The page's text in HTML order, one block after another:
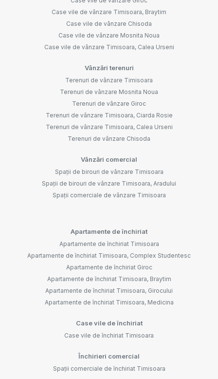
Case vile de vânzare Timisoara, Braytim
Case vile de vânzare Chisoda
Case vile de vânzare Mosnita Noua
Case vile de vânzare Timisoara, Calea Urseni
Vânzări terenuri
Terenuri de vânzare Timisoara
Terenuri de vânzare Mosnita Noua
Terenuri de vânzare Giroc
Terenuri de vânzare Timisoara, Ciarda Rosie
Terenuri de vânzare Timisoara, Calea Urseni
Terenuri de vânzare Chisoda
Vânzări comercial
Spații de birouri de vânzare Timisoara
Spații de birouri de vânzare Timisoara, Aradului
Spații comerciale de vânzare Timisoara
Apartamente de închiriat
Apartamente de închiriat Timisoara
Apartamente de închiriat Timisoara, Complex Studentesc
Apartamente de închiriat Giroc
Apartamente de închiriat Timisoara, Braytim
Apartamente de închiriat Timisoara, Girocului
Apartamente de închiriat Timisoara, Medicina
Case vile de închiriat
Case vile de închiriat Timisoara
Închirieri comercial
Spații comerciale de închiriat Timisoara